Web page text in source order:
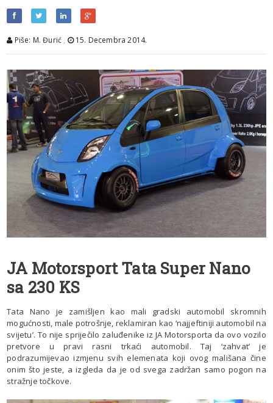
Piše: M. Đurić , 15. Decembra 2014.
JA Motorsport Tata Super Nano
sa 230 KS
Tata Nano je zamišljen kao mali gradski automobil skromnih
mogućnosti, male potrošnje, reklamiran kao ‘najjeftiniji automobil na
svijetu’. To nije spriječilo zaluđenike iz JA Motorsporta da ovo vozilo
pretvore u pravi rasni trkaći automobil. Taj ‘zahvat’ je
podrazumijevao izmjenu svih elemenata koji ovog mališana čine
onim što jeste, a izgleda da je od svega zadržan samo pogon na
stražnje točkove.